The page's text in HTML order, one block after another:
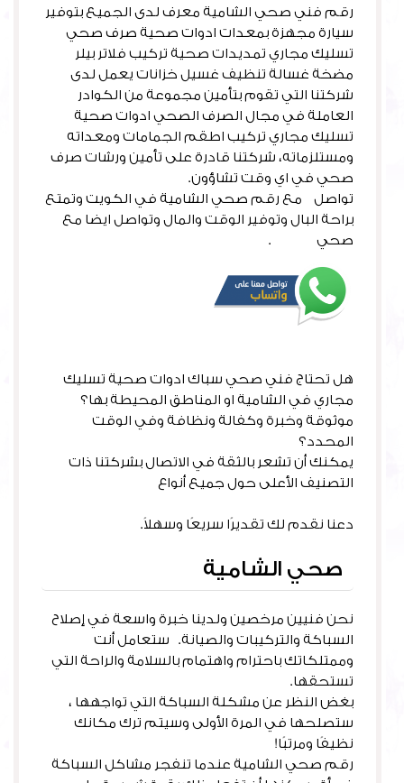
رقم فني صحي الشامية معرف لدى الجميع بتوفير
سيارة مجهزة بمعدات ادوات صحية صرف صحي
تسليك مجاري تمديدات صحية تركيب فلاتر بيلر
مضخة غسالة تنظيف غسيل خزانات يعمل لدى
شركتنا التي تقوم بتأمين مجموعة من الكوادر
العاملة في مجال الصرف الصحي ادوات صحية
تسليك مجاري تركيب اطقم الجمامات ومعداته
ومستلزماته، شركتنا قادرة على تأمين ورشات صرف
صحي في اي وقت تشاؤون.
تواصل مع رقم صحي الشامية في الكويت وتمتع
براحة البال وتوفير الوقت والمال وتواصل ايضا مع
صحي
.
هل تحتاج فني صحي سباك ادوات صحية تسليك
مجاري في الشامية او المناطق المحيطة بها؟
موثوقة وخبرة وكفالة ونظافة وفي الوقت
المحدد؟
يمكنك أن تشعر بالثقة في الاتصال بشركتنا ذات
التصنيف الأعلى حول جميع أنواع
دعنا نقدم لك تقديرًا سريعًا وسهلاً.
صحي الشامية
نحن فنيين مرخصين ولدينا خبرة واسعة في إصلاح
السباكة والتركيبات والصيانة. ستعامل أنت
وممتلكاتك باحترام واهتمام بالسلامة والراحة التي
تستحقها.
بغض النظر عن مشكلة السباكة التي تواجهها ،
ستصلحها في المرة الأولى وسيتم ترك مكانك
نظيفًا ومرتبًا!
رقم صحي الشامية عندما تنفجر مشاكل السباكة